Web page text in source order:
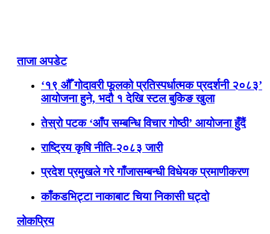
ताजा अपडेट
‘१९ औँ गोदावरी फूलको प्रतिस्पर्धात्मक प्रदर्शनी २०८३’
आयोजना हुने, भदौ १ देखि स्टल बुकिङ खुला
तेस्रो पटक ‘आँप सम्बन्धि विचार गोष्ठी’ आयोजना हुँदैं
राष्ट्रिय कृषि नीति-२०८३ जारी
प्रदेश प्रमुखले गरे गाँजासम्बन्धी विधेयक प्रमाणीकरण
काँकडभिट्टा नाकाबाट चिया निकासी घट्दो
लोकप्रिय